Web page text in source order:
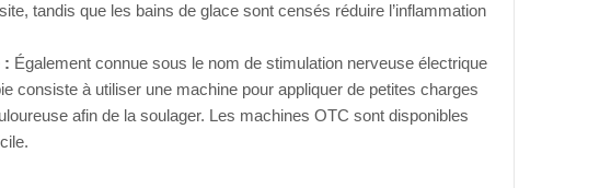
tandis que les bains de glace sont censés réduire l’inflammation
: Également connue sous le nom de stimulation nerveuse électrique
consiste à utiliser une machine pour appliquer de petites charges
afin de la soulager. Les machines OTC sont disponibles